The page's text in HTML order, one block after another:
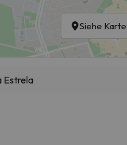
Siehe Karte
Estrela